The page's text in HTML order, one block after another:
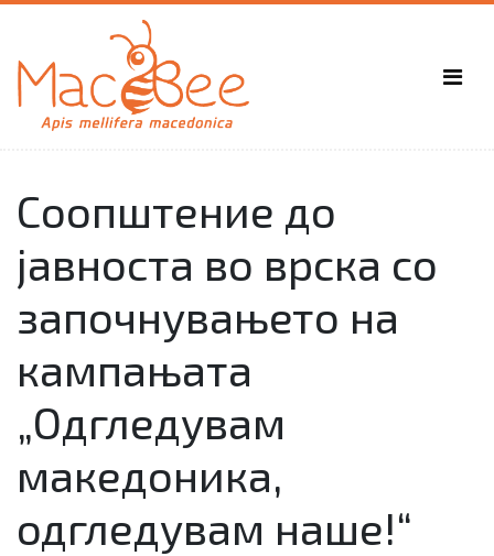
Соопштение до
јавноста во врска со
започнувањето на
кампањата
„Одгледувам
македоника,
одгледувам наше!“